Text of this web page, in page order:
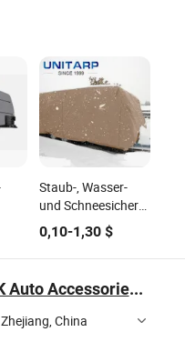
Staub-, Wasser-
und Schneesicherer
PE-Autodeckel
0,10-1,30$
Ningbo Jiangbei JK Auto Accessories Co., Ltd.
Zhejiang, China